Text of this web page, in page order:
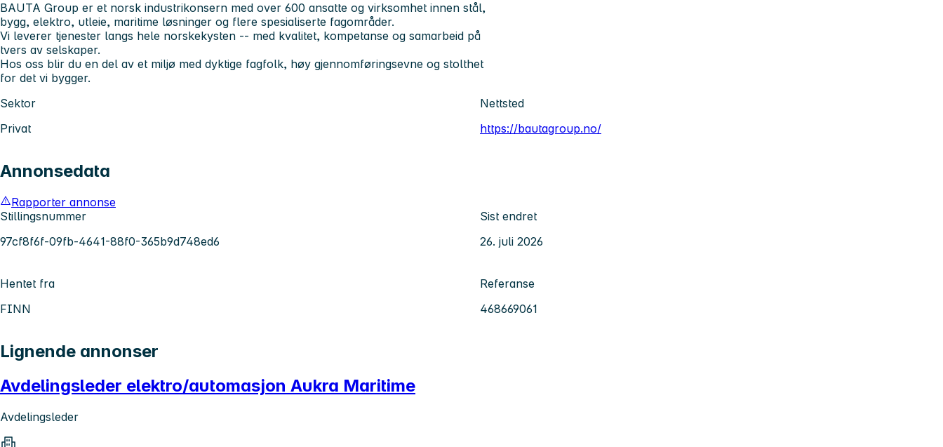
BAUTA Group er et norsk industrikonsern med over 600 ansatte og virksomhet innen stål,
bygg, elektro, utleie, maritime løsninger og flere spesialiserte fagområder.
Vi leverer tjenester langs hele norskekysten -- med kvalitet, kompetanse og samarbeid på
tvers av selskaper.
Hos oss blir du en del av et miljø med dyktige fagfolk, høy gjennomføringsevne og stolthet
for det vi bygger.
Sektor
Privat
Nettsted
https://bautagroup.no/
Annonsedata
Rapporter annonse
Stillingsnummer
97cf8f6f-09fb-4641-88f0-365b9d748ed6
Sist endret
26. juli 2026
Hentet fra
FINN
Referanse
468669061
Lignende annonser
Avdelingsleder elektro/automasjon Aukra Maritime
Avdelingsleder